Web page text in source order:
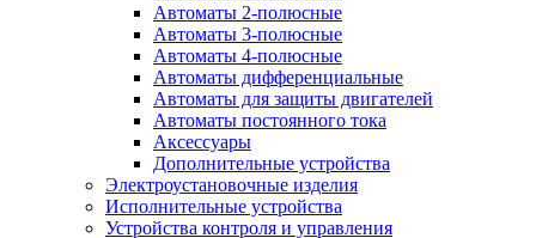
Автоматы 2-полюсные
Автоматы 3-полюсные
Автоматы 4-полюсные
Автоматы дифференциальные
Автоматы для защиты двигателей
Автоматы постоянного тока
Аксессуары
Дополнительные устройства
Электроустановочные изделия
Исполнительные устройства
Устройства контроля и управления